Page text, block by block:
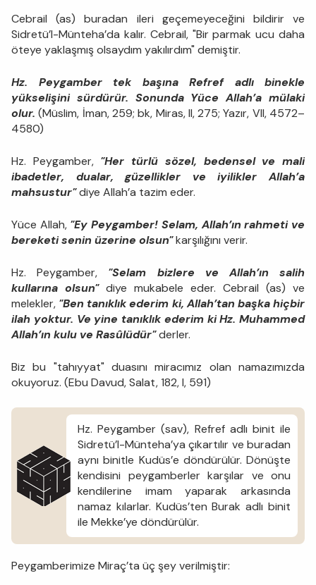
Cebrail (as) buradan ileri geçemeyeceğini bildirir ve
Sidretü’l-Münteha’da kalır. Cebrail, "Bir parmak ucu daha
öteye yaklaşmış olsaydım yakılırdım" demiştir.
Hz. Peygamber tek başına Refref adlı binekle
yükselişini sürdürür. Sonunda Yüce Allah’a mülaki
olur. (Müslim, İman, 259; bk, Miras, II, 275; Yazır, VII, 4572–
4580)
Hz. Peygamber, "Her türlü sözel, bedensel ve mali
ibadetler, dualar, güzellikler ve iyilikler Allah’a
mahsustur"diye Allah’a tazim eder.
Yüce Allah, "Ey Peygamber! Selam, Allah’ın rahmeti ve
bereketi senin üzerine olsun"karşılığını verir.
Hz. Peygamber, "Selam bizlere ve Allah’ın salih
kullarına olsun"diye mukabele eder. Cebrail (as) ve
melekler, "Ben tanıklık ederim ki, Allah’tan başka hiçbir
ilah yoktur. Ve yine tanıklık ederim ki Hz. Muhammed
Allah’ın kulu ve Rasûlüdür"derler.
Biz bu "tahıyyat" duasını miracımız olan namazımızda
okuyoruz. (Ebu Davud, Salat, 182, I, 591)
Hz. Peygamber (sav), Refref adlı binit ile
Sidretü’l-Münteha’ya çıkartılır ve buradan
aynı binitle Kudüs’e döndürülür. Dönüşte
kendisini peygamberler karşılar ve onu
kendilerine imam yaparak arkasında
namaz kılarlar. Kudüs’ten Burak adlı binit
ile Mekke’ye döndürülür.
Peygamberimize Miraç’ta üç şey verilmiştir: